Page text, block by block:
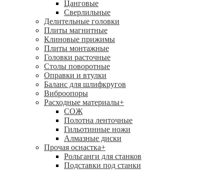
Цанговые
Сверлильные
Делительные головки
Плиты магнитные
Клиновые прижимы
Плиты монтажные
Головки расточные
Столы поворотные
Оправки и втулки
Баланс для шлифкругов
Виброопоры
Расходные материалы+
СОЖ
Полотна ленточные
Гильотинные ножи
Алмазные диски
Прочая оснастка+
Рольганги для станков
Подставки под станки